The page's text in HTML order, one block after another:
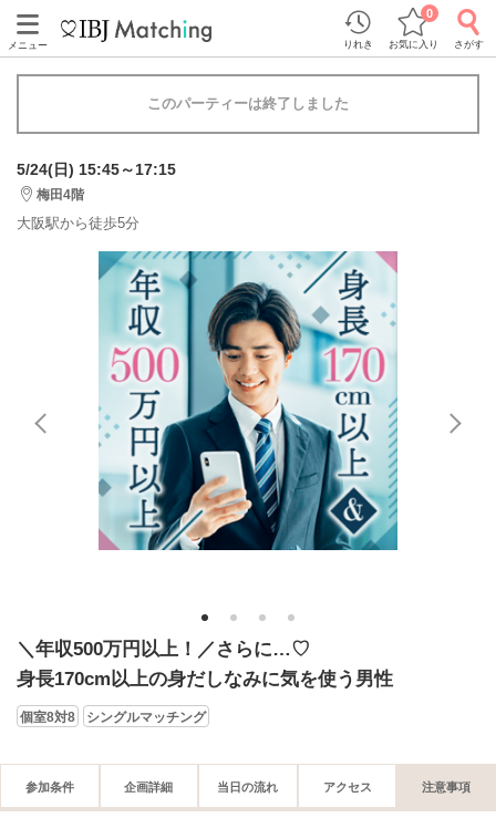
メニュー りれき お気に入り
0
さがす
このパーティーは終了しました
5/24(日) 15:45～17:15
梅田4階
大阪駅から徒歩5分
1 2 3 4
＼年収500万円以上！／さらに…♡
身長170cm以上の身だしなみに気を使う男性
個室8対8 シングルマッチング
参加条件 企画詳細 当日の流れ アクセス 注意事項